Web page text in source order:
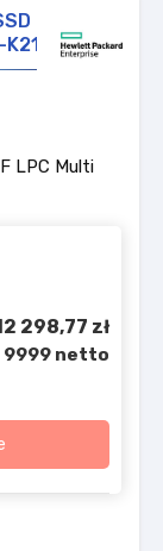
LPC Multi
298,77 zł
9999 netto